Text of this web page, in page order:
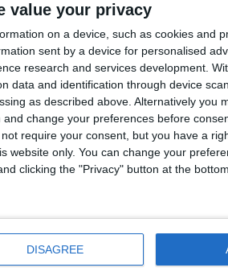
value your privacy
on a device, such as cookies and
sent by a device for personalised
research and services development.
data and identification through device
as described above. Alternatively you
change your preferences before
require your consent, but you have a
website only. You can change your
clicking the "Privacy" button at the
DISAGREE
1 3
you’re visiting from
speaking country
version now and be among
submit your score on our
leaderboards!